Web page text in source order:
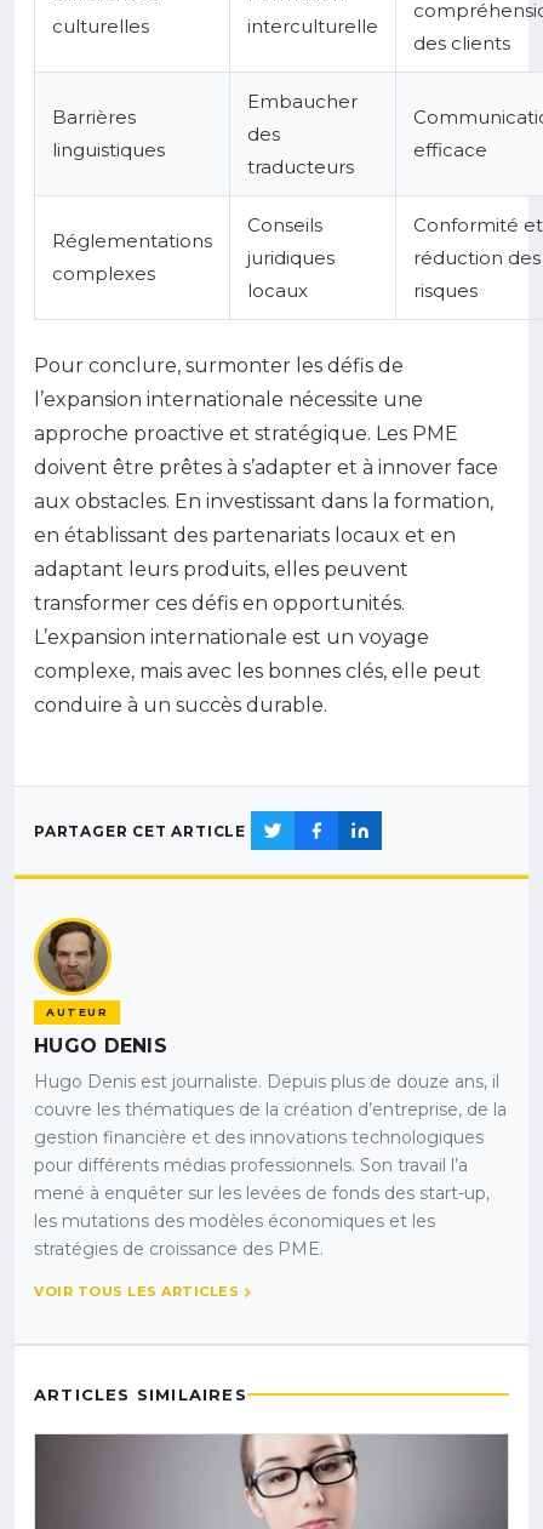
culturelles
interculturelle
des clients
Barrières
linguistiques
Embaucher
des
traducteurs
efficace
Réglementations
complexes
Conseils
juridiques
locaux
Conformité et
réduction des
risques
Pour conclure, surmonter les défis de
l’expansion internationale nécessite une
approche proactive et stratégique. Les PME
doivent être prêtes à s’adapter et à innover face
aux obstacles. En investissant dans la formation,
en établissant des partenariats locaux et en
adaptant leurs produits, elles peuvent
transformer ces défis en opportunités.
L’expansion internationale est un voyage
complexe, mais avec les bonnes clés, elle peut
conduire à un succès durable.
PARTAGER CET ARTICLE
AUTEUR
HUGO DENIS
Hugo Denis est journaliste. Depuis plus de douze ans, il
couvre les thématiques de la création d’entreprise, de la
gestion financière et des innovations technologiques
pour différents médias professionnels. Son travail l’a
mené à enquêter sur les levées de fonds des start-up,
les mutations des modèles économiques et les
stratégies de croissance des PME.
VOIR TOUS LES ARTICLES
ARTICLES SIMILAIRES